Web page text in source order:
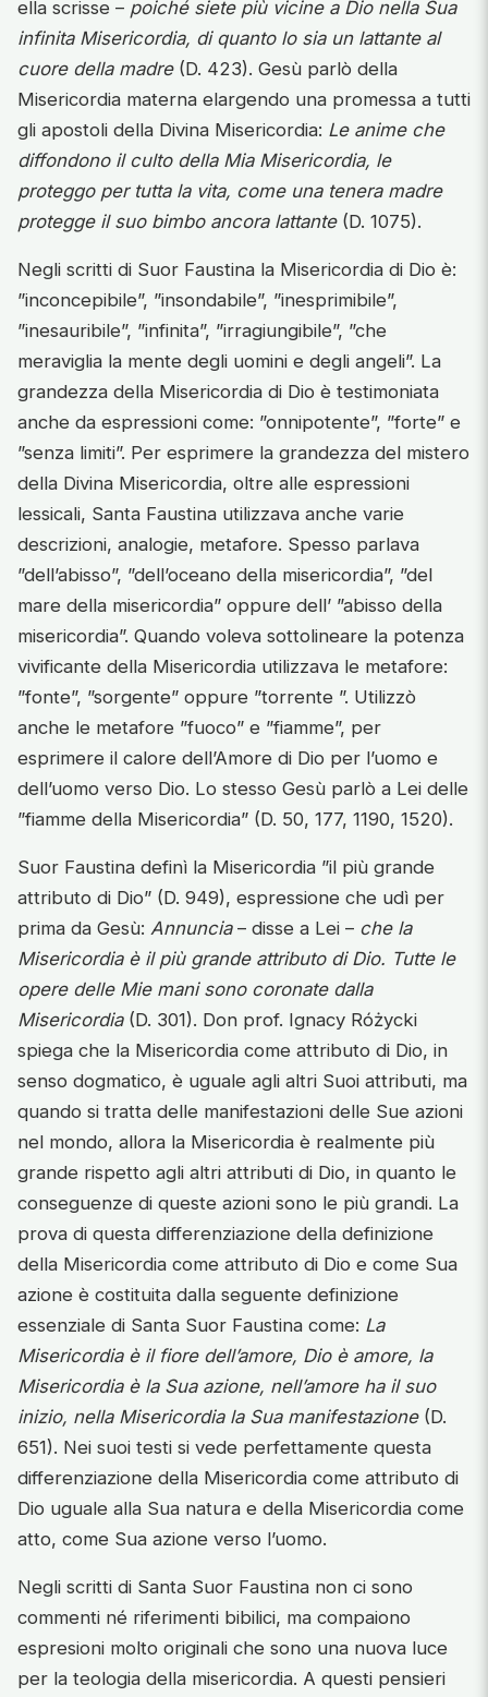
ella scrisse – poiché siete più vicine a Dio nella Sua
infinita Misericordia, di quanto lo sia un lattante al
cuore della madre(D. 423). Gesù parlò della
Misericordia materna elargendo una promessa a tutti
gli apostoli della Divina Misericordia: Le anime che
diffondono il culto della Mia Misericordia, le
proteggo per tutta la vita, come una tenera madre
protegge il suo bimbo ancora lattante(D. 1075).
Negli scritti di Suor Faustina la Misericordia di Dio è:
”inconcepibile”, ”insondabile”, ”inesprimibile”,
”inesauribile”, ”infinita”, ”irragiungibile”, ”che
meraviglia la mente degli uomini e degli angeli”. La
grandezza della Misericordia di Dio è testimoniata
anche da espressioni come: ”onnipotente”, ”forte” e
”senza limiti”. Per esprimere la grandezza del mistero
della Divina Misericordia, oltre alle espressioni
lessicali, Santa Faustina utilizzava anche varie
descrizioni, analogie, metafore. Spesso parlava
”dell’abisso”, ”dell’oceano della misericordia”, ”del
mare della misericordia” oppure dell’ ”abisso della
misericordia”. Quando voleva sottolineare la potenza
vivificante della Misericordia utilizzava le metafore:
”fonte”, ”sorgente” oppure ”torrente ”. Utilizzò
anche le metafore ”fuoco” e ”fiamme”, per
esprimere il calore dell’Amore di Dio per l’uomo e
dell’uomo verso Dio. Lo stesso Gesù parlò a Lei delle
”fiamme della Misericordia” (D. 50, 177, 1190, 1520).
Suor Faustina definì la Misericordia ”il più grande
attributo di Dio” (D. 949), espressione che udì per
prima da Gesù: Annuncia– disse a Lei – che la
Misericordia è il più grande attributo di Dio. Tutte le
opere delle Mie mani sono coronate dalla
Misericordia(D. 301). Don prof. Ignacy Różycki
spiega che la Misericordia come attributo di Dio, in
senso dogmatico, è uguale agli altri Suoi attributi, ma
quando si tratta delle manifestazioni delle Sue azioni
nel mondo, allora la Misericordia è realmente più
grande rispetto agli altri attributi di Dio, in quanto le
conseguenze di queste azioni sono le più grandi. La
prova di questa differenziazione della definizione
della Misericordia come attributo di Dio e come Sua
azione è costituita dalla seguente definizione
essenziale di Santa Suor Faustina come: La
Misericordia è il fiore dell’amore, Dio è amore, la
Misericordia è la Sua azione, nell’amore ha il suo
inizio, nella Misericordia la Sua manifestazione(D.
651). Nei suoi testi si vede perfettamente questa
differenziazione della Misericordia come attributo di
Dio uguale alla Sua natura e della Misericordia come
atto, come Sua azione verso l’uomo.
Negli scritti di Santa Suor Faustina non ci sono
commenti né riferimenti bibilici, ma compaiono
espresioni molto originali che sono una nuova luce
per la teologia della misericordia. A questi pensieri